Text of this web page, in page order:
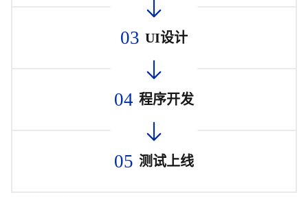
03 UI设计
04 程序开发
05 测试上线